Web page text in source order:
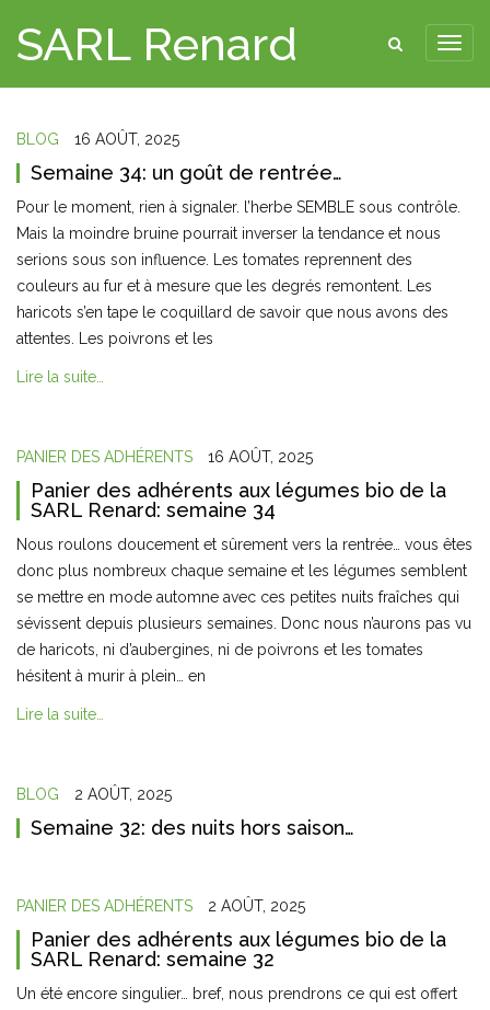
SARL Renard
BLOG 16 AOÛT, 2025
Semaine 34: un goût de rentrée…
Pour le moment, rien à signaler. l’herbe SEMBLE sous contrôle.
Mais la moindre bruine pourrait inverser la tendance et nous
serions sous son influence. Les tomates reprennent des
couleurs au fur et à mesure que les degrés remontent. Les
haricots s’en tape le coquillard de savoir que nous avons des
attentes. Les poivrons et les
Lire la suite…
PANIER DES ADHÉRENTS 16 AOÛT, 2025
Panier des adhérents aux légumes bio de la
SARL Renard: semaine 34
Nous roulons doucement et sûrement vers la rentrée… vous êtes
donc plus nombreux chaque semaine et les légumes semblent
se mettre en mode automne avec ces petites nuits fraîches qui
sévissent depuis plusieurs semaines. Donc nous n’aurons pas vu
de haricots, ni d’aubergines, ni de poivrons et les tomates
hésitent à murir à plein… en
Lire la suite…
BLOG 2 AOÛT, 2025
Semaine 32: des nuits hors saison…
PANIER DES ADHÉRENTS 2 AOÛT, 2025
Panier des adhérents aux légumes bio de la
SARL Renard: semaine 32
Un été encore singulier… bref, nous prendrons ce qui est offert